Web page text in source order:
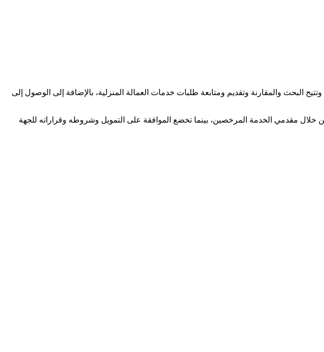
البحث والمقارنة وتقديم ومتابعة طلبات خدمات العمالة المنزلية، بالإضافة إلى الوصول إلى
مقدمي الخدمة المرخصين، بينما تخضع الموافقة على التمويل وشروطه وقراراته للجهة